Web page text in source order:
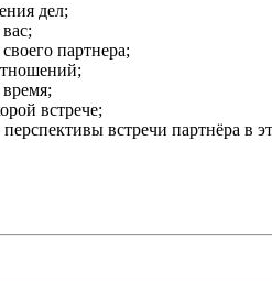
дел;
партнера;
встрече;
встречи партнёра в